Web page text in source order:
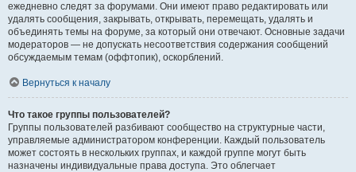
ежедневно следят за форумами. Они имеют право редактировать или
удалять сообщения, закрывать, открывать, перемещать, удалять и
объединять темы на форуме, за который они отвечают. Основные задачи
модераторов — не допускать несоответствия содержания сообщений
обсуждаемым темам (оффтопик), оскорблений.
Вернуться к началу
Что такое группы пользователей?
Группы пользователей разбивают сообщество на структурные части,
управляемые администратором конференции. Каждый пользователь
может состоять в нескольких группах, и каждой группе могут быть
назначены индивидуальные права доступа. Это облегчает